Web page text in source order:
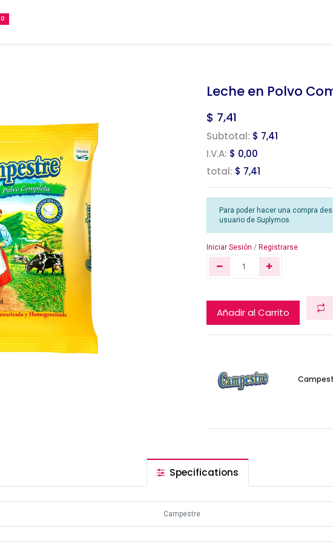
0
Leche en Polvo
$ 7,41
Subtotal: $ 7,41
I.V.A: $ 0,00
total: $ 7,41
Para poder hacer una compra
usuario de Suplymos
Iniciar Sesión / Registrarse
Añadir al Carrito
Specifications
Campestre